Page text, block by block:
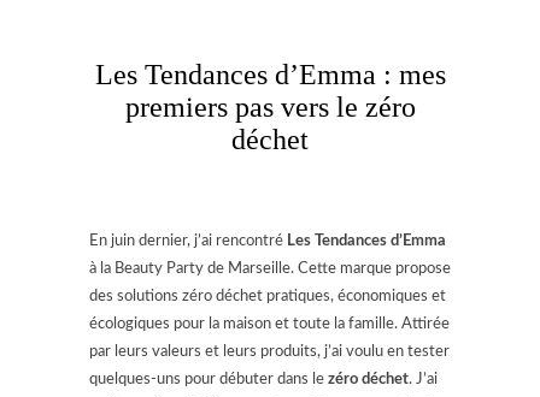
Les Tendances d’Emma : mes
premiers pas vers le zéro
déchet
En juin dernier, j’ai rencontré Les Tendances d’Emma
à la Beauty Party de Marseille. Cette marque propose
des solutions zéro déchet pratiques, économiques et
écologiques pour la maison et toute la famille. Attirée
par leurs valeurs et leurs produits, j’ai voulu en tester
quelques-uns pour débuter dans le zéro déchet. J’ai